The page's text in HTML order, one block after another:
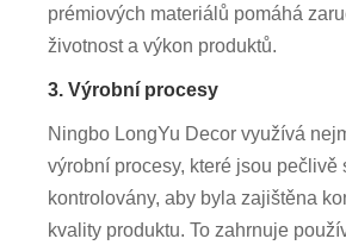
prémiových materiálů pomáhá
životnost a výkon produktů.
3. Výrobní procesy
Ningbo LongYu Decor využívá
výrobní procesy, které jsou pečlivě
kontrolovány, aby byla zajištěna
kvality produktu. To zahrnuje